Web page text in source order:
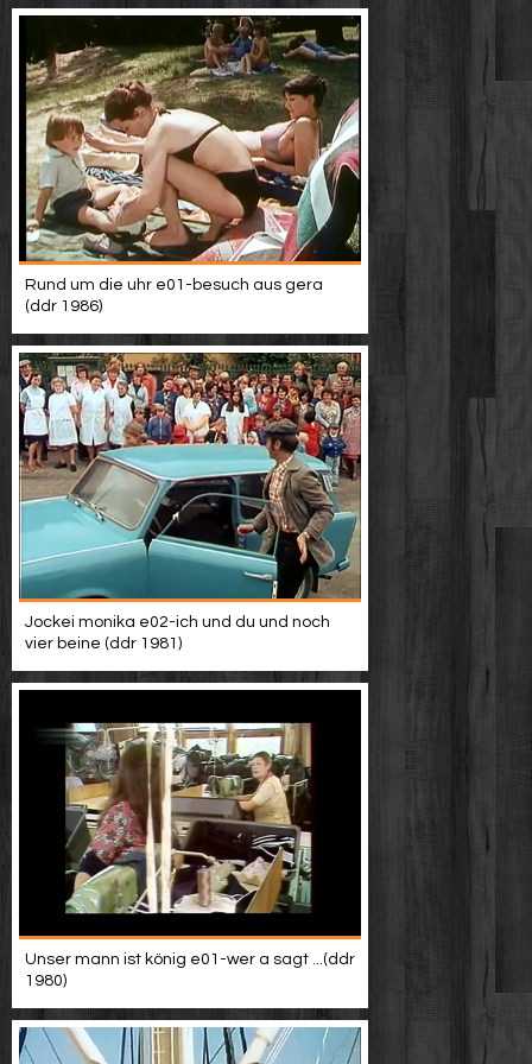
Rund um die uhr e01-besuch aus gera
(ddr 1986)
Jockei monika e02-ich und du und noch
vier beine (ddr 1981)
Unser mann ist könig e01-wer a sagt ...(ddr
1980)